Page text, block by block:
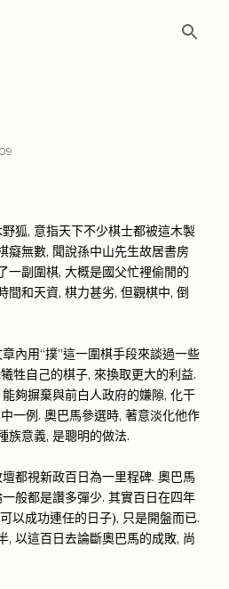
狐, 意指天下不少棋士都被這木製
癡無數, 聞說孫中山先生故居書房
一副圍棋, 大概是國父忙裡偷閒的
間和天資, 棋力甚劣, 但觀棋中, 倒
內用“撲”這一圍棋手段來談過一些
牲自己的棋子, 來換取更大的利益.
夠摒棄與前白人政府的嫌隙, 化干
一例. 奧巴馬參選時, 著意淡化他作
族意義, 是聰明的做法.
都視新政百日為一里程碑. 奧巴馬
般都是讚多彈少. 其實百日在四年
以成功連任的日子), 只是開盤而已.
, 以這百日去論斷奧巴馬的成敗, 尚